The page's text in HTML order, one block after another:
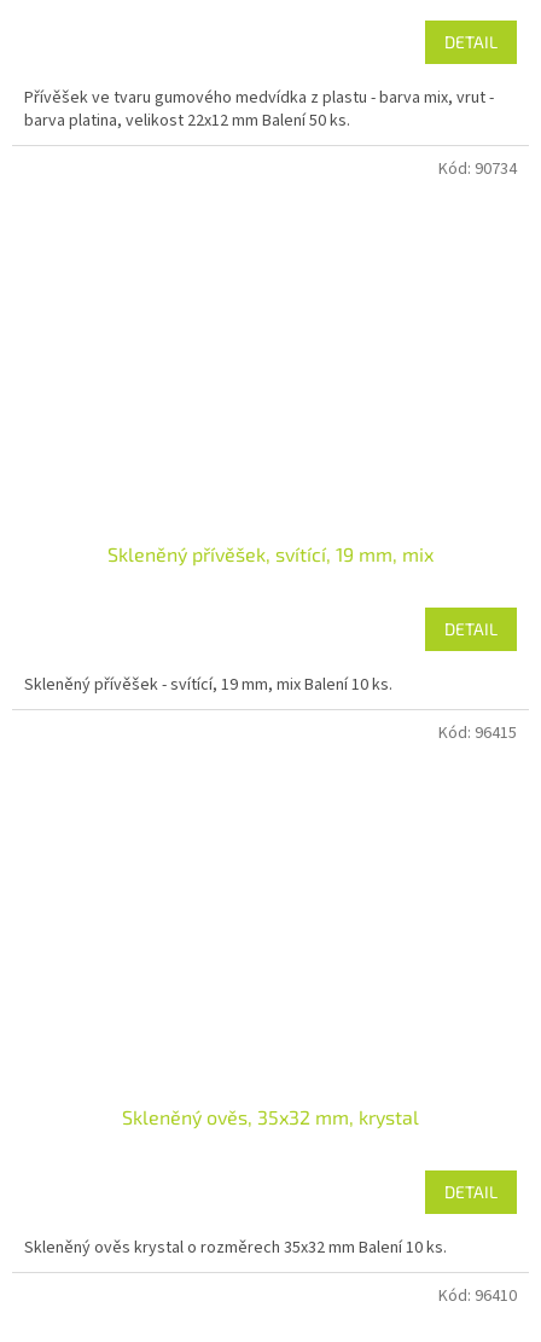
DETAIL
Přívěšek ve tvaru gumového medvídka z plastu - barva mix, vrut -
barva platina, velikost 22x12 mm Balení 50 ks.
Skleněný přívěšek, svítící, 19 mm, mix
DETAIL
Skleněný přívěšek - svítící, 19 mm, mix Balení 10 ks.
Kód: 90734
Skleněný ověs, 35x32 mm, krystal
DETAIL
Skleněný ověs krystal o rozměrech 35x32 mm Balení 10 ks.
Kód: 96415
Kód: 96410